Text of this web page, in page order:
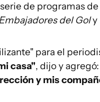
de programas de
del Goly
para el
casa", dijo y agregó:
y mis